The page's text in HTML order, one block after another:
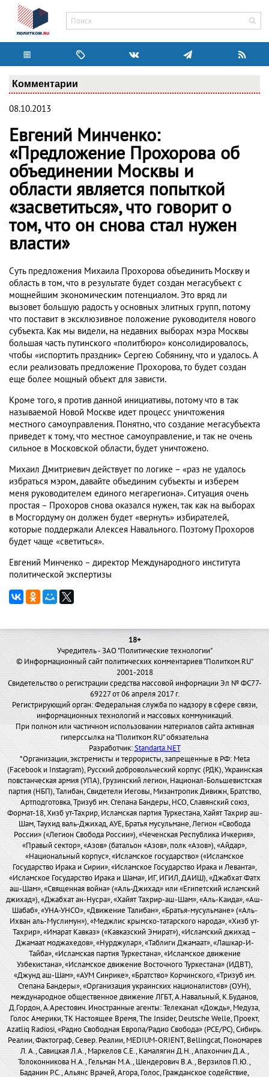
Комментарии
08.10.2013
Евгений Минченко:
«Предложение Прохорова об
объединении Москвы и
области является попыткой
«засветиться», что говорит о
том, что он снова стал нужен
власти»
Суть предложения Михаила Прохорова объединить Москву и
область в том, что в результате будет создан мегасубъект с
мощнейшим экономическим потенциалом. Это вряд ли
вызовет большую радость у основных элитных групп, потому
что поставит в эксклюзивное положение руководителя нового
субъекта. Как мы видели, на недавних выборах мэра Москвы
большая часть путинского «политбюро» консолидировалось,
чтобы «испортить праздник» Сергею Собянину, что и удалось. А
если реализовать предложение Прохорова, то будет создан
еще более мощный объект для зависти.
Кроме того, я против данной инициативы, потому что в так
называемой Новой Москве идет процесс уничтожения
местного самоуправления. Понятно, что создание мегасубъекта
приведет к тому, что местное самоуправление, и так не очень
сильное в Московской области, будет уничтожено.
Михаил Дмитриевич действует по логике – «раз не удалось
избраться мэром, давайте объединим субъекты и изберем
меня руководителем единого мегарегиона». Ситуация очень
простая – Прохоров снова оказался нужен, так как на выборах
в Мосгордуму он должен будет «вернуть» избирателей,
которые поддержали Алексея Навального. Поэтому Прохоров
будет чаще «светиться».
Евгений Минченко – директор Международного института
политической экспертизы
18+
Учредитель - ЗАО "Политические технологии"
© Информационный сайт политических комментариев "Политком.RU"
2001-2018
Свидетельство о регистрации средства массовой информации Эл № ФС77-
69227 от 06 апреля 2017 г.
Регистрирующий орган: Федеральная служба по надзору в сфере связи,
информационных технологий и массовых коммуникаций.
При полном или частичном использовании материалов сайта активная
гиперссылка на "Политком.RU" обязательна
Разработчик:Standarta.NET
*Организации, экстремисты и террористы, запрещенные в РФ: Meta
(Facebook и Instagram), Русский добровольческий корпус (РДК), Украинская
повстанческая армия (УПА), Грузинский легион, Национал-Большевистская
партия (НБП), Талибан, Свидетели Иеговы, Мизантропик Дивижн, Братство,
Артподготовка, Тризуб им. Степана Бандеры, НСО, Славянский союз,
Формат-18, Хизб ут-Тахрир, Исламская партия Туркестана, Хайят Тахрир аш-
Шам, Таухид валь-Джихад, АУЕ, Братья мусульмане, Легион «Свобода
России» («Легион Свобода России»), «Чеченская Республика Ичкерия»,
«Правый сектор», «Азов» (батальон «Азов», полк «Азов»), «Айдар»,
«Национальный корпус», «Исламское государство» («Исламское
Государство Ирака и Сирии», «Исламское Государство Ирака и Леванта»,
«Исламское Государство Ирака и Шама», ИГ, ИГИЛ, ДАИШ), «Джабхат Фатх
аш-Шам», «Священная война» («Аль-Джихад» или «Египетский исламский
джихад»), «Джабхат ан-Нусра», «Хайят Тахрир-аш-Шам», «Аль-Каида», «Аш-
Шабаб», «УНА-УНСО», «Движение Талибан», «Братья-мусульмане» («Аль-
Ихван аль-Муслимун»), «Меджлис крымско-татарского народа», «Хизб ут-
Тахрир», «Имарат Кавказ» («Кавказский Эмират»), «Исламский джихад –
Джамаат моджахедов», «Нурджулар», «Таблиги Джамаат», «Лашкар-И-
Тайба», «Исламская партия Туркестана», «Исламское движение
Узбекистана», «Исламское движение Восточного Туркестана» (ИДВТ),
«Джунд аш-Шам», «АУМ Синрике», «Братство» Корчинского, «Тризуб им.
Степана Бандеры», «Организация украинских националистов» (ОУН),
международное общественное движение ЛГБТ, А.Навальный, К.Буданов,
Д.Гордон, А.Арестович. Иностранные агенты: Телеканал «Дождь», Медуза,
Голос Америки, ТК Настоящее Время, The Insider, Deutsche Welle, Проект,
Azatliq Radiosi, «Радио Свободная Европа/Радио Свобода» (PCE/PC), Сибирь.
Реалии, Фактограф, Север. Реалии, MEDIUM-ORIENT, Bellingcat, Пономарев
Л. А., Савицкая Л.А., Маркелов С.Е., Камалягин Д.Н., Апахончич Д.А.,
Толоконникова Н.А., Гельман М.А., Шендерович В.А., Верзилов П.Ю.,
Баданин Р.С., Альянс Врачей, Агора, Голос, Гражданское содействие,